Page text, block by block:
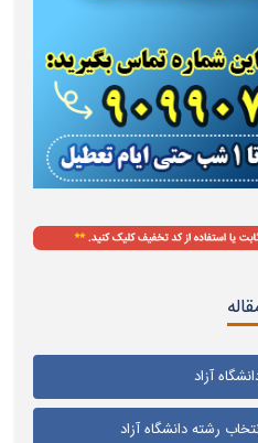
آزاد
رشته دانشگاه آزاد